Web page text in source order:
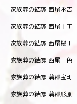
家族葬の結家 西尾永吉
家族葬の結家 西尾上町
家族葬の結家 西尾桜町
家族葬の結家 西尾一色
家族葬の結家 蒲郡宝町
家族葬の結家 蒲郡形原